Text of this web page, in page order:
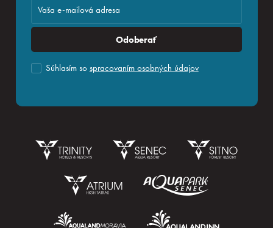
Odoberať
Súhlasím so spracovaním osobných údajov